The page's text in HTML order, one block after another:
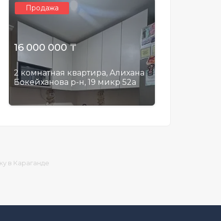
Продажа
16 000 000 ₸
2 комнатная квартира, Алихана
Бокейханова р-н, 19 микр 52а
в Караганде